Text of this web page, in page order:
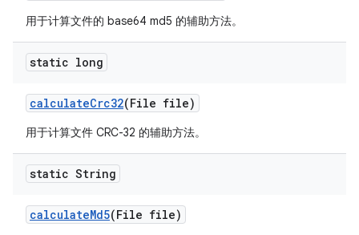
用于计算文件的 base64 md5 的辅助方法。
static long
calculateCrc32(File file)
用于计算文件 CRC-32 的辅助方法。
static String
calculateMd5(File file)